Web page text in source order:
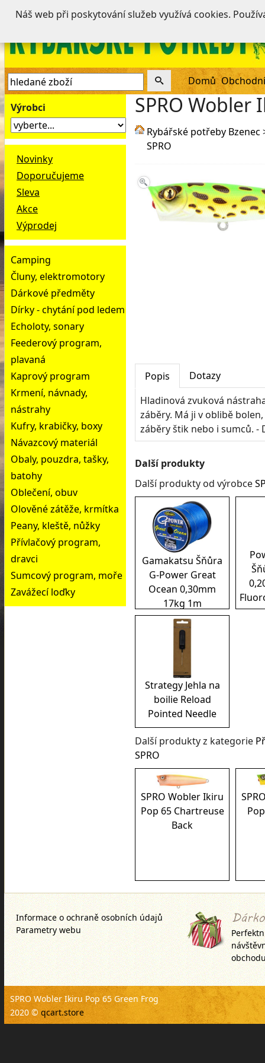
Domů
Výrobci
Novinky
Doporučujeme
Sleva
Akce
Výprodej
Camping
Čluny, elektromotory
Dárkové předměty
Dírky - chytání pod ledem
Echoloty, sonary
Feederový program,
plavaná
Kaprový program
Krmení, návnady,
nástrahy
Kufry, krabičky, boxy
Návazcový materiál
Obaly, pouzdra, tašky,
batohy
Oblečení, obuv
Olověné zátěže, krmítka
Peany, kleště, nůžky
Přívlačový program,
dravci
Sumcový program, moře
Zavážecí loďky
SPRO Wobler
Rybářské potřeby Bzenec
SPRO
Popis
Dotazy
Hladinová zvuková
záběry. Má ji v oblibě
záběry štik nebo i sumců. -
Další produkty
Další produkty od výrobce
Gamakatsu Šňůra
G-Power Great
Ocean 0,30mm
17kg 1m
Strategy Jehla na
boilie Reload
Pointed Needle
Další produkty z kategorie
SPRO
SPRO Wobler Ikiru
Pop 65 Chartreuse
Back
Informace o ochraně osobních údajů
Parametry webu
SPRO Wobler Ikiru Pop 65 Green Frog
2020 © qcart.store
Náš web při poskytování služeb využívá cookies.